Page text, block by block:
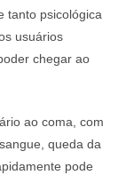
tanto psicológica
usuários
chegar ao
ao coma, com
queda da
pode